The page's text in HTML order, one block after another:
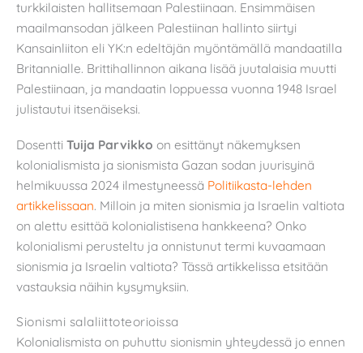
turkkilaisten hallitsemaan Palestiinaan. Ensimmäisen
maailmansodan jälkeen Palestiinan hallinto siirtyi
Kansainliiton eli YK:n edeltäjän myöntämällä mandaatilla
Britannialle. Brittihallinnon aikana lisää juutalaisia muutti
Palestiinaan, ja mandaatin loppuessa vuonna 1948 Israel
julistautui itsenäiseksi.
Dosentti Tuija Parvikko on esittänyt näkemyksen
kolonialismista ja sionismista Gazan sodan juurisyinä
helmikuussa 2024 ilmestyneessä Politiikasta-lehden
artikkelissaan. Milloin ja miten sionismia ja Israelin valtiota
on alettu esittää kolonialistisena hankkeena? Onko
kolonialismi perusteltu ja onnistunut termi kuvaamaan
sionismia ja Israelin valtiota? Tässä artikkelissa etsitään
vastauksia näihin kysymyksiin.
Sionismi salaliittoteorioissa
Kolonialismista on puhuttu sionismin yhteydessä jo ennen